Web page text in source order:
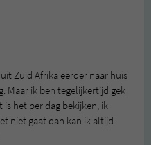
Zuid Afrika eerder naar huis
Maar ik ben tegelijkertijd gek
het per dag bekijken, ik
niet gaat dan kan ik altijd